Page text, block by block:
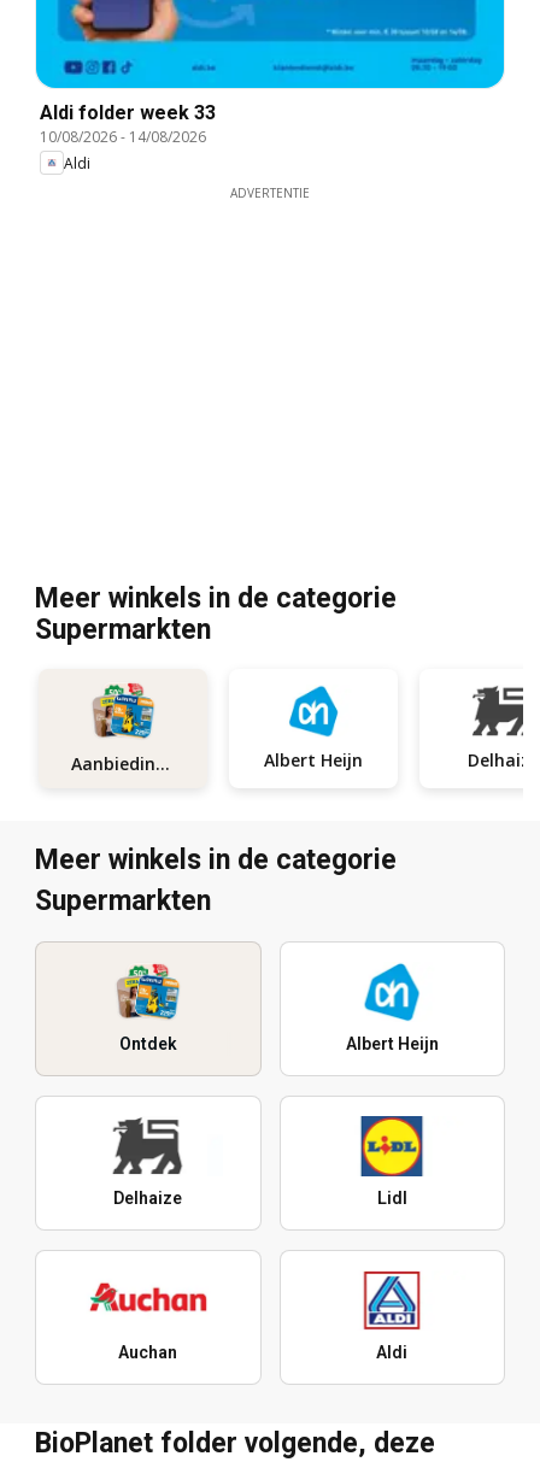
Aldi folder week 33
10/08/2026- 14/08/2026
Aldi
ADVERTENTIE
Meer winkels in de categorie
Supermarkten
Aanbiedingen Albert Heijn Delhaize
Meer winkels in de categorie
Supermarkten
Ontdek Albert Heijn
Delhaize Lidl
Auchan Aldi
BioPlanet folder volgende, deze